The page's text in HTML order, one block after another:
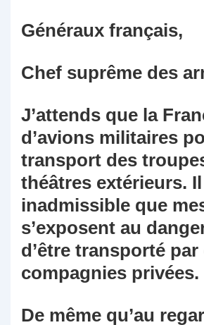
Généraux français,
Chef suprême des
J’attends que la
d’avions militaires
transport des
théâtres extérieurs.
inadmissible que
s’exposent au
d’être transporté par
compagnies privées.
De même qu’au